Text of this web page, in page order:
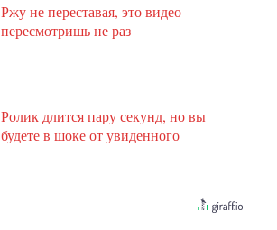
Ржу не переставая, это видео
пересмотришь не раз
Ролик длится пару секунд, но вы
будете в шоке от увиденного